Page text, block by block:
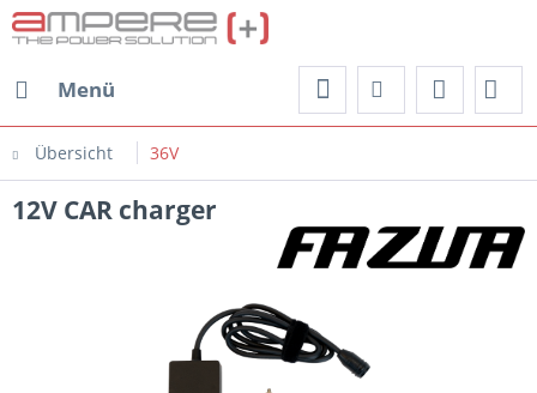
Menü
Übersicht 36V
12V CAR charger